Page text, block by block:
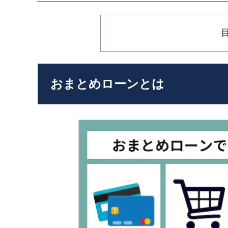
おまとめローンとは